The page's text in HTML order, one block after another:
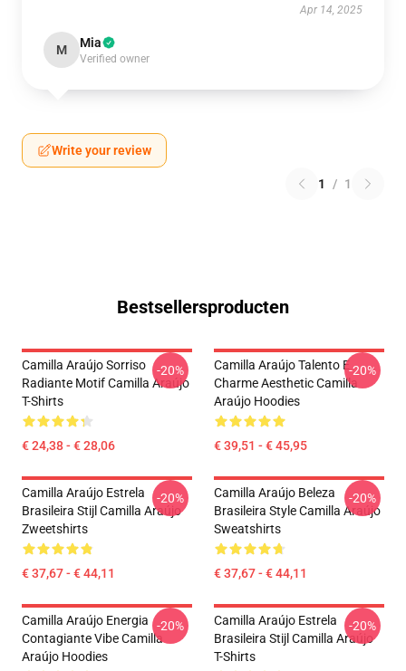
Apr 14, 2025
M Mia
Verified owner
Write your review
1 / 1
Bestsellersproducten
Camilla Araújo Sorriso
Radiante Motif Camilla Araújo
T-Shirts
€ 24,38 - € 28,06
-20%
Camilla Araújo Talento E
Charme Aesthetic Camilla
Araújo Hoodies
€ 39,51 - € 45,95
-20%
Camilla Araújo Estrela
Brasileira Stijl Camilla Araújo
Zweetshirts
€ 37,67 - € 44,11
-20%
Camilla Araújo Beleza
Brasileira Style Camilla Araújo
Sweatshirts
€ 37,67 - € 44,11
-20%
Camilla Araújo Energia
Contagiante Vibe Camilla
Araújo Hoodies
-20%
Camilla Araújo Estrela
Brasileira Stijl Camilla Araújo
T-Shirts
-20%